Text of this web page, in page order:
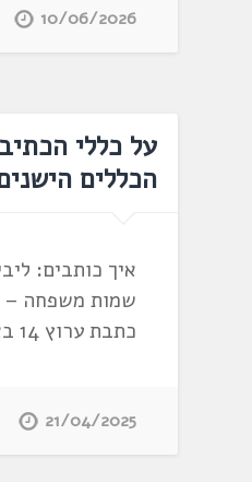
10/06/2026
על כללי
הכללים
איך כותבים:
שמות משפחה –
כתבת ערוץ 14 בארה"ב
21/04/2025